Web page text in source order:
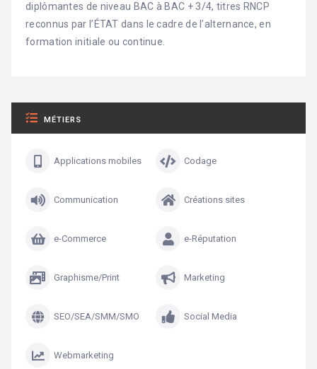
diplômantes de niveau BAC à BAC + 3/4, titres RNCP
reconnus par l’ÉTAT dans le cadre de l’alternance, en
formation initiale ou continue.
MÉTIERS
Applications mobiles Codage
Communication Créations sites
e-Commerce e-Réputation
Graphisme/Print Marketing
SEO/SEA/SMM/SMO Social Media
Webmarketing